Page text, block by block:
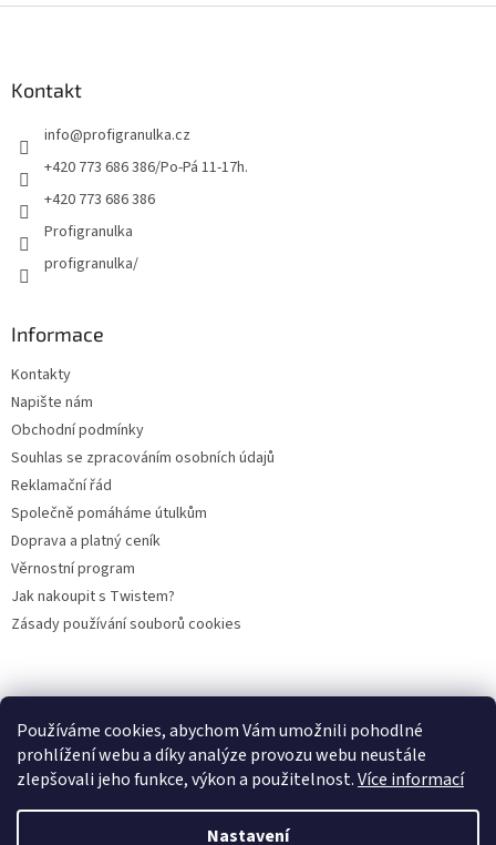
Používáme cookies, abychom Vám umožnili pohodlné
prohlížení webu a díky analýze provozu webu neustále
zlepšovali jeho funkce, výkon a použitelnost.Více informací
Nastavení
l
Kontakt
info@profigranulka.cz
+420 773 686 386/Po-Pá 11-17h.
+420 773 686 386
Profigranulka
profigranulka/
Informace
Kontakty
Napište nám
Obchodní podmínky
Souhlas se zpracováním osobních údajů
Reklamační řád
Společně pomáháme útulkům
Doprava a platný ceník
Věrnostní program
Jak nakoupit s Twistem?
Zásady používání souborů cookies